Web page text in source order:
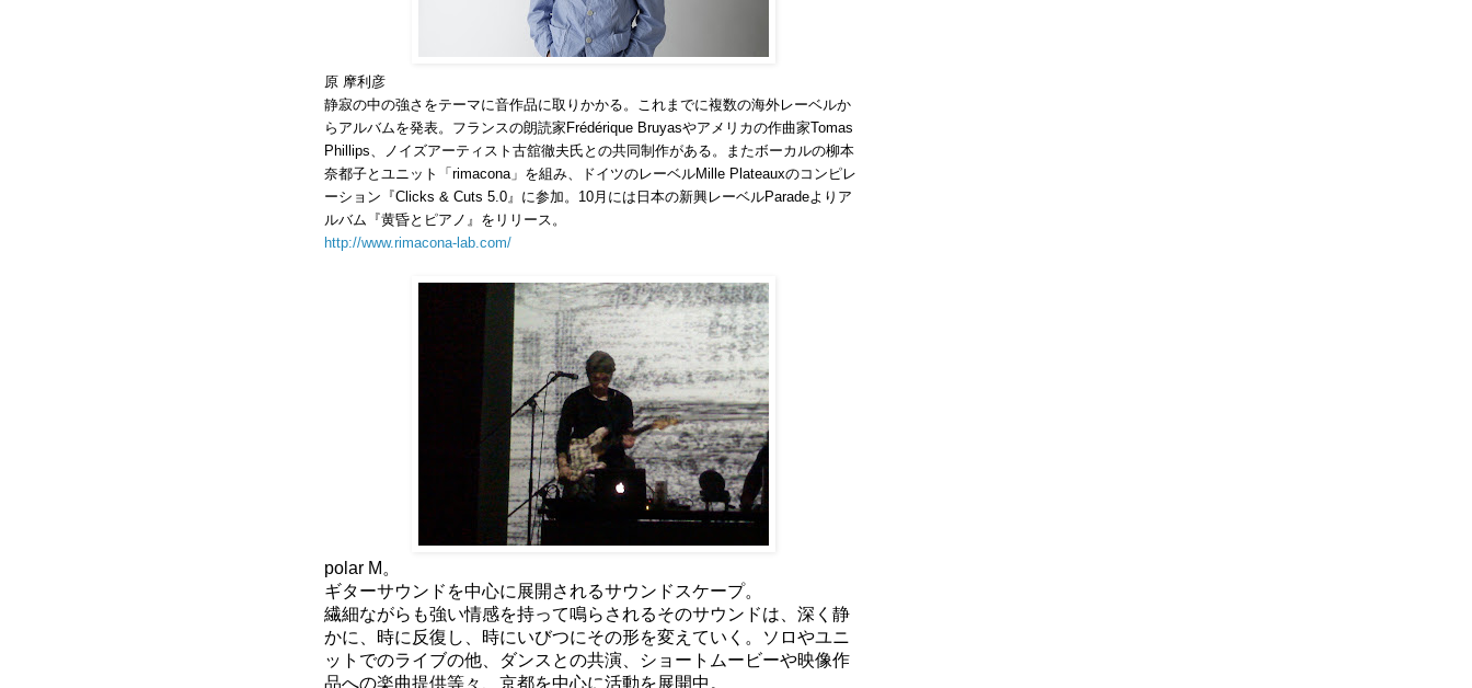
原 摩利彦
静寂の中の強さをテーマに音作品に取りかかる。 これまでに複数の海外レーベルか
らアルバムを発表。フランスの朗読家Frédérique Bruyasやアメリカの作曲家Tomas
Phillips、
ノイズアーティスト古舘徹夫氏との共同制作がある。またボーカルの柳本
奈都子とユニット「rimacona」 を組み、ドイツのレーベルMille Plateauxのコンピレ
ーション『Clicks & Cuts 5.0』に参加。 10月には日本の新興レーベルParadeよりア
ルバム『黄昏とピアノ』をリリース。
http://www.rimacona-lab.com/
polar M。
ギターサウンドを中心に展開されるサウンドスケープ。
繊細ながらも強い情感を持って鳴らされるそのサウンドは、 深く静
かに、時に反復し、時にいびつにその形を変えていく。ソロやユニ
ットでのライブの他、ダンスとの共演、
ショートムービーや映像作
品への楽曲提供等々、 京都を中心に活動を展開中。